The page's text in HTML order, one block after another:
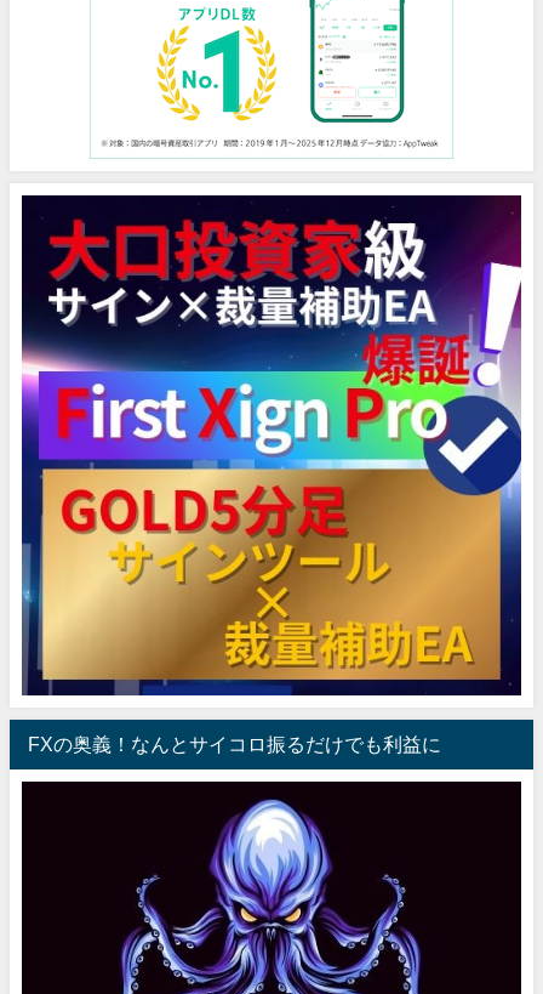
FXの奥義！なんとサイコロ振るだけでも利益に